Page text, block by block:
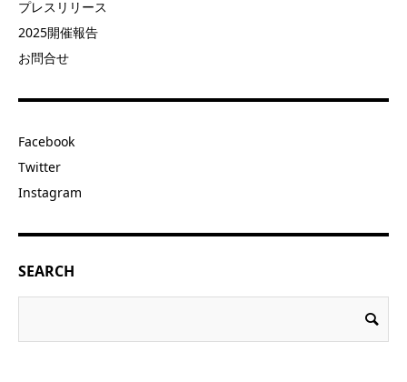
プレスリリース
2025開催報告
お問合せ
Facebook
Twitter
Instagram
SEARCH